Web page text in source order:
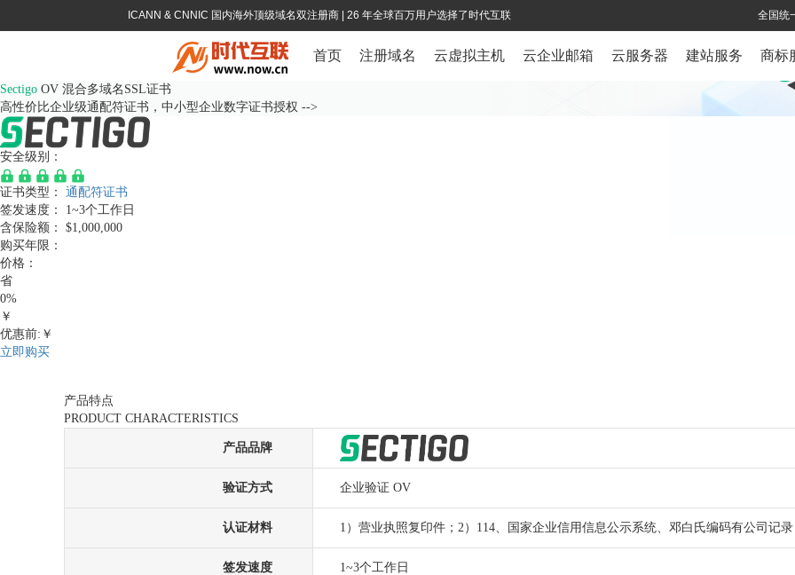
ICANN & CNNIC 国内海外顶级域名双注册商 | 26 年全球百万用户选择了时代互联 全国统
首页 注册域名 云虚拟主机 云企业邮箱 云服务器 建站服务 商标
Sectigo OV 混合多域名SSL证书
高性价比企业级通配符证书，中小型企业数字证书授权 -->
安全级别：
证书类型：
通配符证书
签发速度：
1~3个工作日
含保险额：
$1,000,000
购买年限：
价格：
省
0%
￥
优惠前:￥
立即购买
产品特点
PRODUCT CHARACTERISTICS
产品品牌
验证方式 企业验证 OV
认证材料 1）营业执照复印件；2）114、国家企业信用信息公示系统、邓白氏编码有公司记录
签发速度 1~3个工作日